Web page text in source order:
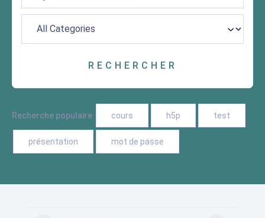
Recherche populaire cours h5p test
présentation mot de passe